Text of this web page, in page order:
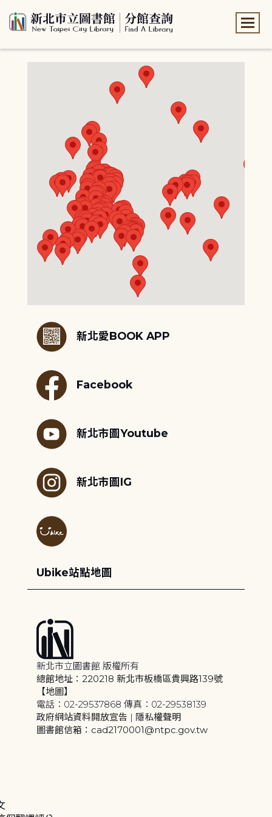
新北愛BOOK APP
Facebook
新北市圖Youtube
新北市圖IG
Ubike站點地圖
新北市立圖書館 版權所有
總館地址：220218 新北市板橋區貴興路139號
【地圖】
電話：02-29537868 傳真：02-29538139
政府網站資料開放宣告 | 隱私權聲明
圖書館信箱：cad2170001@ntpc.gov.tw